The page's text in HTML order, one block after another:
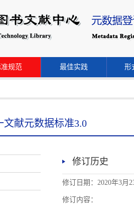
规范 最佳实践 形
文献元数据标准3.0
修订历史
修订日期：2020年3月
修订内容：